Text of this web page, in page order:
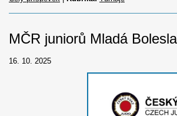
MČR juniorů Mladá
16. 10. 2025